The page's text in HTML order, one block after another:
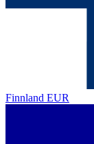
Finnland EUR